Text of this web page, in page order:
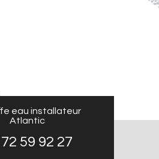
eau installateur
Atlantic
59 92 27